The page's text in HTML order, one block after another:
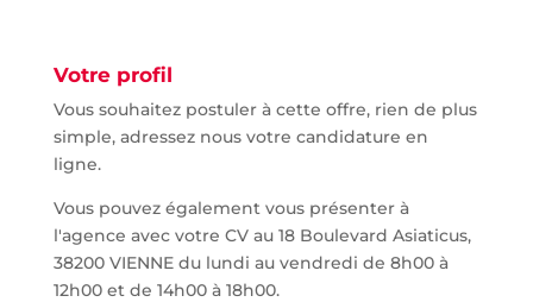
Votre profil
Vous souhaitez postuler à cette offre, rien de plus
simple, adressez nous votre candidature en
ligne.
Vous pouvez également vous présenter à
l'agence avec votre CV au 18 Boulevard Asiaticus,
38200 VIENNE du lundi au vendredi de 8h00 à
12h00 et de 14h00 à 18h00.